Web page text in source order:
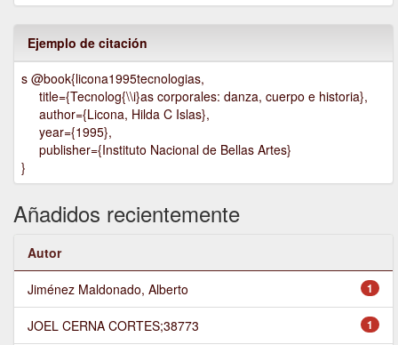
Ejemplo de citación
s @book{licona1995tecnologias,
title={Tecnolog{\\i}as corporales: danza, cuerpo e historia},
author={Licona, Hilda C Islas},
year={1995},
publisher={Instituto Nacional de Bellas Artes}
}
Añadidos recientemente
Autor
1
Jiménez Maldonado, Alberto
1
JOEL CERNA CORTES;38773